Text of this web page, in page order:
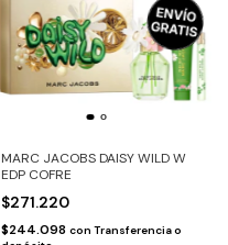
MARC JACOBS DAISY WILD W
EDP COFRE
$271.220
$244.098 con Transferencia o